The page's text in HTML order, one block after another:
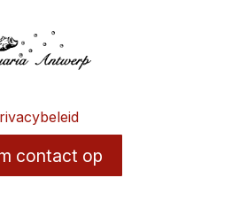
contact op